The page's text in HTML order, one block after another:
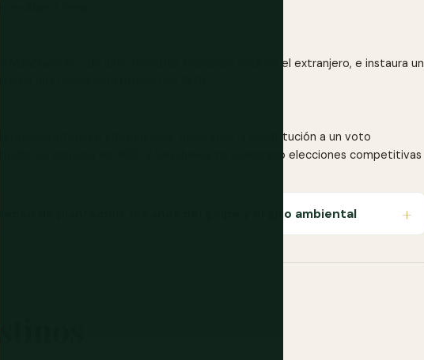
Albert René.
Mancham el 5 de junio mientras Mancham está en el extranjero, e instaura un
una nueva constitución de 1979.
presión interna e internacional, René abre la constitución a un voto
se aprueba en 1993, y Seychelles ha celebrado elecciones competitivas
de plantación, los años del golpe y el giro ambiental